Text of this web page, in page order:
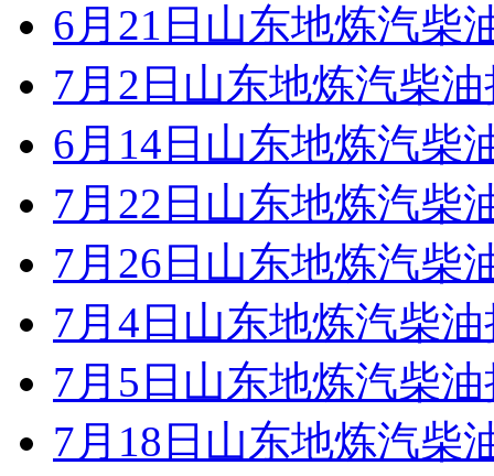
6月21日山东地炼汽柴
7月2日山东地炼汽柴
6月14日山东地炼汽柴
7月22日山东地炼汽柴
7月26日山东地炼汽柴
7月4日山东地炼汽柴
7月5日山东地炼汽柴
7月18日山东地炼汽柴